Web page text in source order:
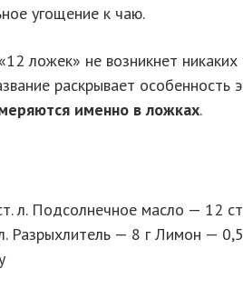
угощение к чаю.
ложек» не возникнет
раскрывает особенность
именно в ложках.
л. Подсолнечное масло — 12
Разрыхлитель — 8 г Лимон —